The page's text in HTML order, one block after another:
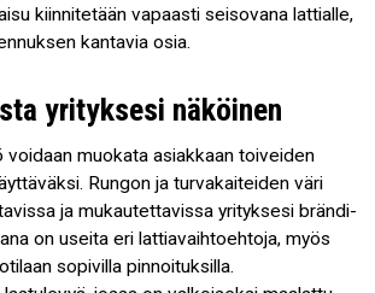
kiinnitetään vapaasti seisovana lattialle,
kantavia osia.
yrityksesi näköinen
voidaan muokata asiakkaan toiveiden
Rungon ja turvakaiteiden väri
ja mukautettavissa yrityksesi brändi-
on useita eri lattiavaihtoehtoja, myös
sopivilla pinnoituksilla.